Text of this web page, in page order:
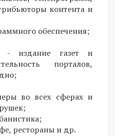
контента и
обеспечения;
издание газет и
порталов,
во всех сферах и
рестораны и др.